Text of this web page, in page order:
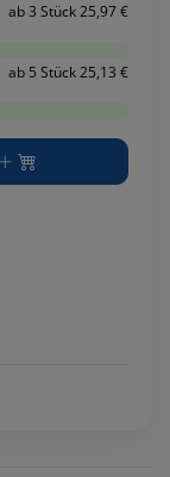
ab 3 Stück 25,97 €
ab 5 Stück 25,13 €